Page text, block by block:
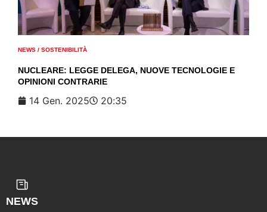
NEWS / SOSTENIBILITÀ
NUCLEARE: LEGGE DELEGA, NUOVE TECNOLOGIE E
OPINIONI CONTRARIE
14 Gen. 2025 20:35
NEWS